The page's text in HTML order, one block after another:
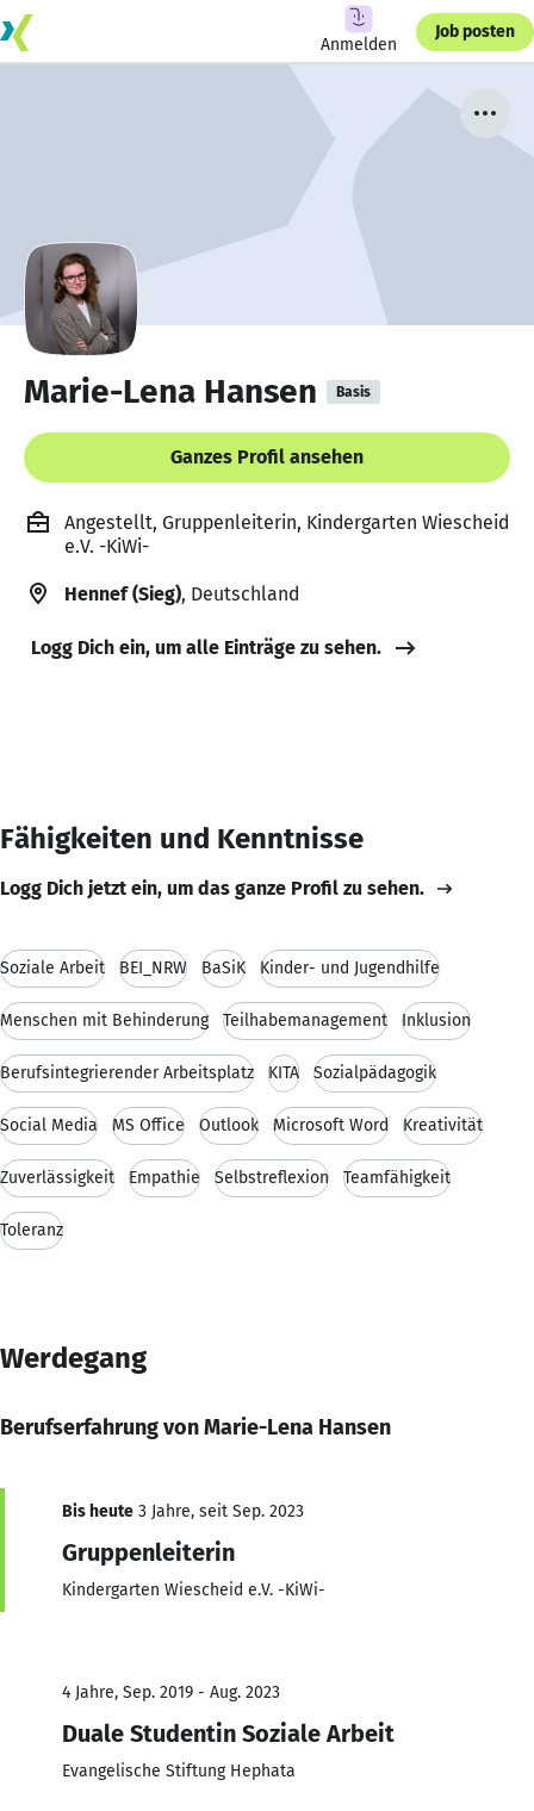
Anmelden
Job posten
Marie-Lena Hansen Basis
Ganzes Profil ansehen
Angestellt, Gruppenleiterin, Kindergarten Wiescheid
e.V. -KiWi-
Hennef (Sieg), Deutschland
Logg Dich ein, um alle Einträge zu sehen.
Fähigkeiten und Kenntnisse
Logg Dich jetzt ein, um das ganze Profil zu sehen.
Soziale Arbeit BEI_NRW BaSiK Kinder- und Jugendhilfe
Menschen mit Behinderung Teilhabemanagement Inklusion
Berufsintegrierender Arbeitsplatz KITA Sozialpädagogik
Social Media MS Office Outlook Microsoft Word Kreativität
Zuverlässigkeit Empathie Selbstreflexion Teamfähigkeit
Toleranz
Werdegang
Berufserfahrung von Marie-Lena Hansen
Bis heute 3 Jahre, seit Sep. 2023
Gruppenleiterin
Kindergarten Wiescheid e.V. -KiWi-
4 Jahre, Sep. 2019 - Aug. 2023
Duale Studentin Soziale Arbeit
Evangelische Stiftung Hephata